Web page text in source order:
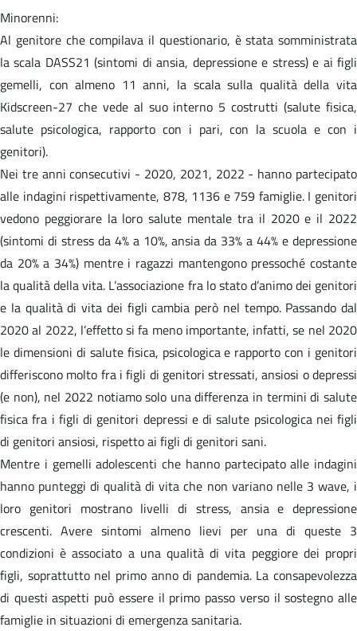
Minorenni:
Al genitore che compilava il questionario, è stata somministrata
la scala DASS21 (sintomi di ansia, depressione e stress) e ai figli
gemelli, con almeno 11 anni, la scala sulla qualità della vita
Kidscreen-27 che vede al suo interno 5 costrutti (salute fisica,
salute psicologica, rapporto con i pari, con la scuola e con i
genitori).
Nei tre anni consecutivi - 2020, 2021, 2022 - hanno partecipato
alle indagini rispettivamente, 878, 1136 e 759 famiglie. I genitori
vedono peggiorare la loro salute mentale tra il 2020 e il 2022
(sintomi di stress da 4% a 10%, ansia da 33% a 44% e depressione
da 20% a 34%) mentre i ragazzi mantengono pressoché costante
la qualità della vita. L’associazione fra lo stato d’animo dei genitori
e la qualità di vita dei figli cambia però nel tempo. Passando dal
2020 al 2022, l’effetto si fa meno importante, infatti, se nel 2020
le dimensioni di salute fisica, psicologica e rapporto con i genitori
differiscono molto fra i figli di genitori stressati, ansiosi o depressi
(e non), nel 2022 notiamo solo una differenza in termini di salute
fisica fra i figli di genitori depressi e di salute psicologica nei figli
di genitori ansiosi, rispetto ai figli di genitori sani.
Mentre i gemelli adolescenti che hanno partecipato alle indagini
hanno punteggi di qualità di vita che non variano nelle 3 wave, i
loro genitori mostrano livelli di stress, ansia e depressione
crescenti. Avere sintomi almeno lievi per una di queste 3
condizioni è associato a una qualità di vita peggiore dei propri
figli, soprattutto nel primo anno di pandemia. La consapevolezza
di questi aspetti può essere il primo passo verso il sostegno alle
famiglie in situazioni di emergenza sanitaria.